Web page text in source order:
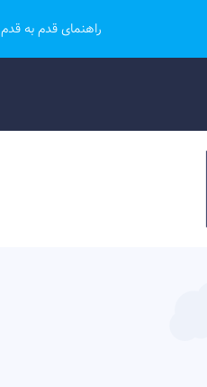
راهنمای قدم به